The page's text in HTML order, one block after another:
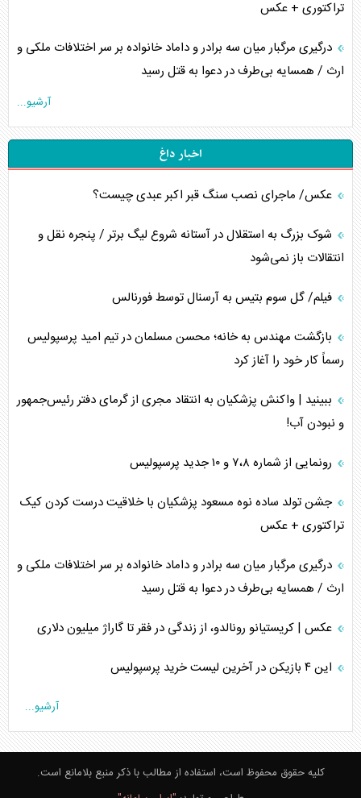
تراکتوری + عکس
درگیری مرگبار میان سه برادر و داماد خانواده بر سر اختلافات ملکی و
ارث / همسایه بی‌طرف در دعوا به قتل رسید
آرشیو...
اخبار داغ
عکس/ ماجرای نصب سنگ قبر اکبر عبدی چیست؟
شوک بزرگ به استقلال در آستانه شروع لیگ برتر / پنجره نقل و
انتقالات باز نمی‌شود
فیلم/ گل سوم بتیس به آرسنال توسط فورنالس
بازگشت مهندس به خانه؛ محسن مسلمان در تیم امید پرسپولیس
رسماً کار خود را آغاز کرد
ببینید | واکنش پزشکیان به انتقاد مجری از گرمای دفتر رئیس‌جمهور
و نبودن آب!
رونمایی از شماره ۷،۸ و ۱۰ جدید پرسپولیس
جشن تولد ساده نوه مسعود پزشکیان با خلاقیت درست کردن کیک
تراکتوری + عکس
درگیری مرگبار میان سه برادر و داماد خانواده بر سر اختلافات ملکی و
ارث / همسایه بی‌طرف در دعوا به قتل رسید
عکس | کریستیانو رونالدو، از زندگی در فقر تا گاراژ میلیون دلاری
این ۴ بازیکن در آخرین لیست خرید پرسپولیس
آرشیو...
کلیه حقوق محفوظ است، استفاده از مطالب با ذکر منبع بلامانع است.